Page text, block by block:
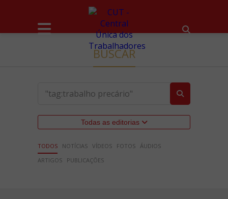
BUSCAR
Todas as editorias
TODOS NOTÍCIAS VÍDEOS FOTOS ÁUDIOS
ARTIGOS
PUBLICAÇÕES